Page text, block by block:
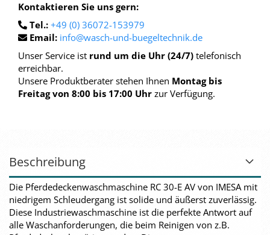
Kontaktieren Sie uns gern:
Tel.: +49 (0) 36072-153979
Email: info@wasch-und-buegeltechnik.de
Unser Service ist rund um die Uhr (24/7) telefonisch
erreichbar.
Unsere Produktberater stehen Ihnen Montag bis
Freitag von 8:00 bis 17:00 Uhr zur Verfügung.
Beschreibung
Die Pferdedeckenwaschmaschine RC 30-E AV von IMESA mit
niedrigem Schleudergang ist solide und äußerst zuverlässig.
Diese Industriewaschmaschine ist die perfekte Antwort auf
alle Waschanforderungen, die beim Reinigen von z.B.